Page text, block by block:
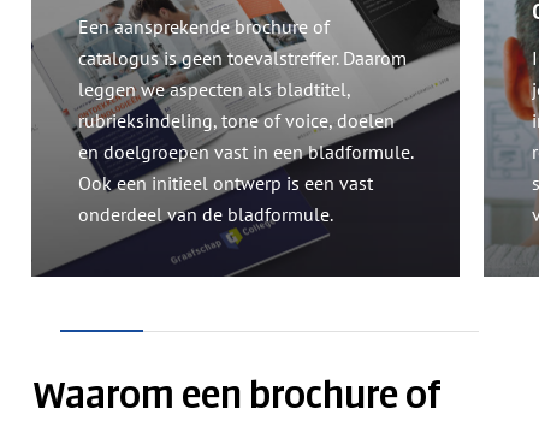
Een aansprekende brochure of
catalogus is geen toevalstreffer. Daarom
leggen we aspecten als bladtitel,
rubrieksindeling, tone of voice, doelen
en doelgroepen vast in een bladformule.
Ook een initieel ontwerp is een vast
onderdeel van de bladformule.
Waarom een brochure of